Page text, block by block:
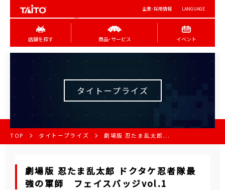
企業･採用情報 LANGUAGE
店舗を探す 商品･サービス イベント
タイトープライズ
TOP タイトープライズ 劇場版 忍たま乱太郎...
劇場版 忍たま乱太郎 ドクタケ忍者隊最
強の軍師 フェイスバッジvol.1